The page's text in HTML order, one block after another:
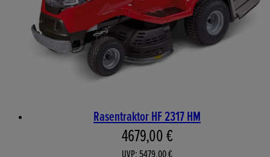
Rasentraktor HF 2317 HM
Aktueller Preis: 4679,00 €.
4679,00 €
UVP: 5479,00 €